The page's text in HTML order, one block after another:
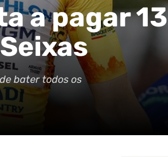
a pagar 13
bater todos os